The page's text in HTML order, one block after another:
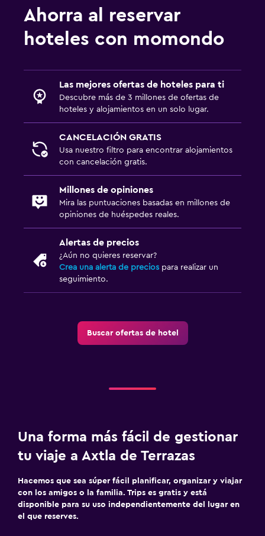
Bidé
Papel higiénico
Baño privado
Ducha italiana
Aire libre
Terraza/patio
Sillas de playa
Comedor al aire libre
Habitaciones familiares
Salud y seguridad
Botiquín de primeros auxilios
Cámaras CCTV en zonas comunes
Ahorra al reservar
hoteles con momondo
Las mejores ofertas de hoteles para ti
Descubre más de 3 millones de ofertas de
hoteles y alojamientos en un solo lugar.
CANCELACIÓN GRATIS
Usa nuestro filtro para encontrar alojamientos
con cancelación gratis.
Millones de opiniones
Mira las puntuaciones basadas en millones de
opiniones de huéspedes reales.
Alertas de precios
¿Aún no quieres reservar?
Crea una alerta de precios para realizar un
seguimiento.
Buscar ofertas de hotel
Una forma más fácil de gestionar
tu viaje a Axtla de Terrazas
Hacemos que sea súper fácil planificar, organizar y viajar
con los amigos o la familia. Trips es gratis y está
disponible para su uso independientemente del lugar en
el que reserves.